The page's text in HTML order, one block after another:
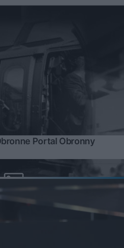
Obronny